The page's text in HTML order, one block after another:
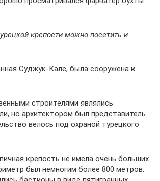
крепости можно посетить и
Суджук-Кале, была сооружена к
строителями являлись
но архитектором был представитель
велось под охраной турецкого
крепость не имела очень больших
был немногим более 800 метров.